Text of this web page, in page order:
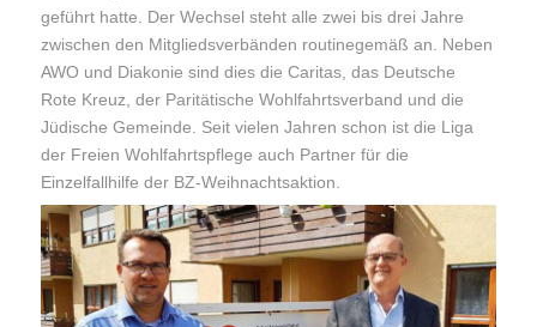
geführt hatte. Der Wechsel steht alle zwei bis drei Jahre
zwischen den Mitgliedsverbänden routinegemäß an. Neben
AWO und Diakonie sind dies die Caritas, das Deutsche
Rote Kreuz, der Paritätische Wohlfahrtsverband und die
Jüdische Gemeinde. Seit vielen Jahren schon ist die Liga
der Freien Wohlfahrtspflege auch Partner für die
Einzelfallhilfe der BZ-Weihnachtsaktion.